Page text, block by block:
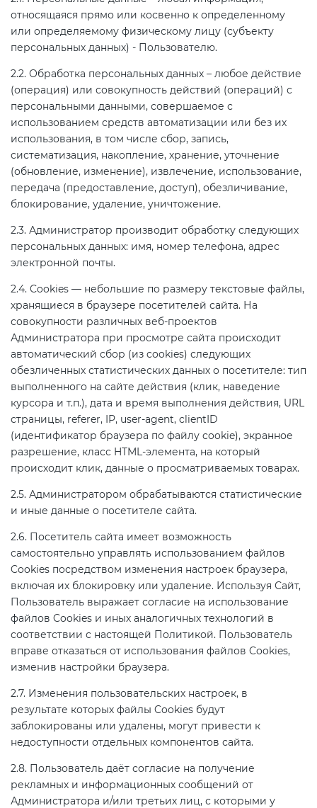
относящаяся прямо или косвенно к определенному
или определяемому физическому лицу (субъекту
персональных данных) - Пользователю.
2.2. Обработка персональных данных – любое действие
(операция) или совокупность действий (операций) с
персональными данными, совершаемое с
использованием средств автоматизации или без их
использования, в том числе сбор, запись,
систематизация, накопление, хранение, уточнение
(обновление, изменение), извлечение, использование,
передача (предоставление, доступ), обезличивание,
блокирование, удаление, уничтожение.
2.3. Администратор производит обработку следующих
персональных данных: имя, номер телефона, адрес
электронной почты.
2.4. Cookies — небольшие по размеру текстовые файлы,
хранящиеся в браузере посетителей сайта. На
совокупности различных веб‑проектов
Администратора при просмотре сайта происходит
автоматический сбор (из cookies) следующих
обезличенных статистических данных о посетителе: тип
выполненного на сайте действия (клик, наведение
курсора и т.п.), дата и время выполнения действия, URL
страницы, referer, IP, user‑agent, clientID
(идентификатор браузера по файлу cookie), экранное
разрешение, класс HTML‑элемента, на который
происходит клик, данные о просматриваемых товарах.
2.5. Администратором обрабатываются статистические
и иные данные о посетителе сайта.
2.6. Посетитель сайта имеет возможность
самостоятельно управлять использованием файлов
Cookies посредством изменения настроек браузера,
включая их блокировку или удаление. Используя Сайт,
Пользователь выражает согласие на использование
файлов Cookies и иных аналогичных технологий в
соответствии с настоящей Политикой. Пользователь
вправе отказаться от использования файлов Cookies,
изменив настройки браузера.
2.7. Изменения пользовательских настроек, в
результате которых файлы Cookies будут
заблокированы или удалены, могут привести к
недоступности отдельных компонентов сайта.
2.8. Пользователь даёт согласие на получение
рекламных и информационных сообщений от
Администратора и/или третьих лиц, с которыми у
Сертификация бытовой техники
промышленности
Сертификация мебели
Сертификация упаковки
Сертификация импортной
Сертификация для
Сертификация детских товаров
Сертификация спортивных
товаров
Сертификация электротехники
Сертификация ресурсов
Остальное
БАДы
Сертификат ГОСТ Р ИСО/МЭК
20000-1-2021
Сертификат ГОСТ Р ИСО 26000-
2012
Сертификат ГОСТ Р ИСО/МЭК
27001-2021
Сертификат на ИСМ
Регистрация товарного знака
(торговой марки) в Роспатенте
Регистрация товарного знака
(торговой марки) в Роспатенте
Регистрация товарного знака
(торговой марки) в Роспатенте
Заключение ФСТЭК
Декларация связи Минцифры
2008
Сертификат ГОСТ Р ИСО 20121-
2014
Сертификат ГОСТ Р 56404-2021
Сертификат ГОСТ Р 55267-2012
Декларация ГОСТ Р
Добровольная сертификация
продукции ГОСТ Р
Добровольный сертификат на
услуги
О безопасности дорог (ТР ТС
014/2011)
О безопасности оборудования
для работы во взрывоопасных
средах (ТР ТС 012/2011)
ТР ТС 011/2011 «Безопасность
лифтов»
обеспечения пожарной
безопасности и пожаротушения
Декларация соответствия ТР ТС
004/2011
Декларация ТР ТС
Декларирование косметики (ТР
Декларирование оборудования
по схеме 5Д (ТР ТС 010)
Декларирование пищевой
продукции (ТР ТС 021)
Декларирование алкогольной
продукции (ТР ЕАЭС 047)
Декларирование
электромагнитной
совместимости (ТР ТС 020)
Сертификация детских товаров
(ТР ТС 007)
Сертификация товаров легкой
промышленности (ТР ТС 017)